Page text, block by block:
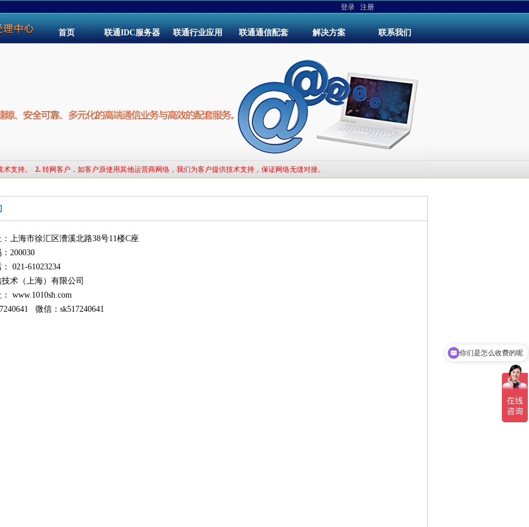
登录 注册
首页 联通IDC服务器 联通行业应用 联通通信配套 解决方案 联系我们
术支持。 2. 转网客户，如客户原使用其他运营商网络，我们为客户提供技术支持，保证网络无缝对接。
：上海市徐汇区漕溪北路38号11楼C座
200030
话： 021-61023234
术（上海）有限公司
www.1010sh.com
微信：sk517240641
你们是怎么收费的呢